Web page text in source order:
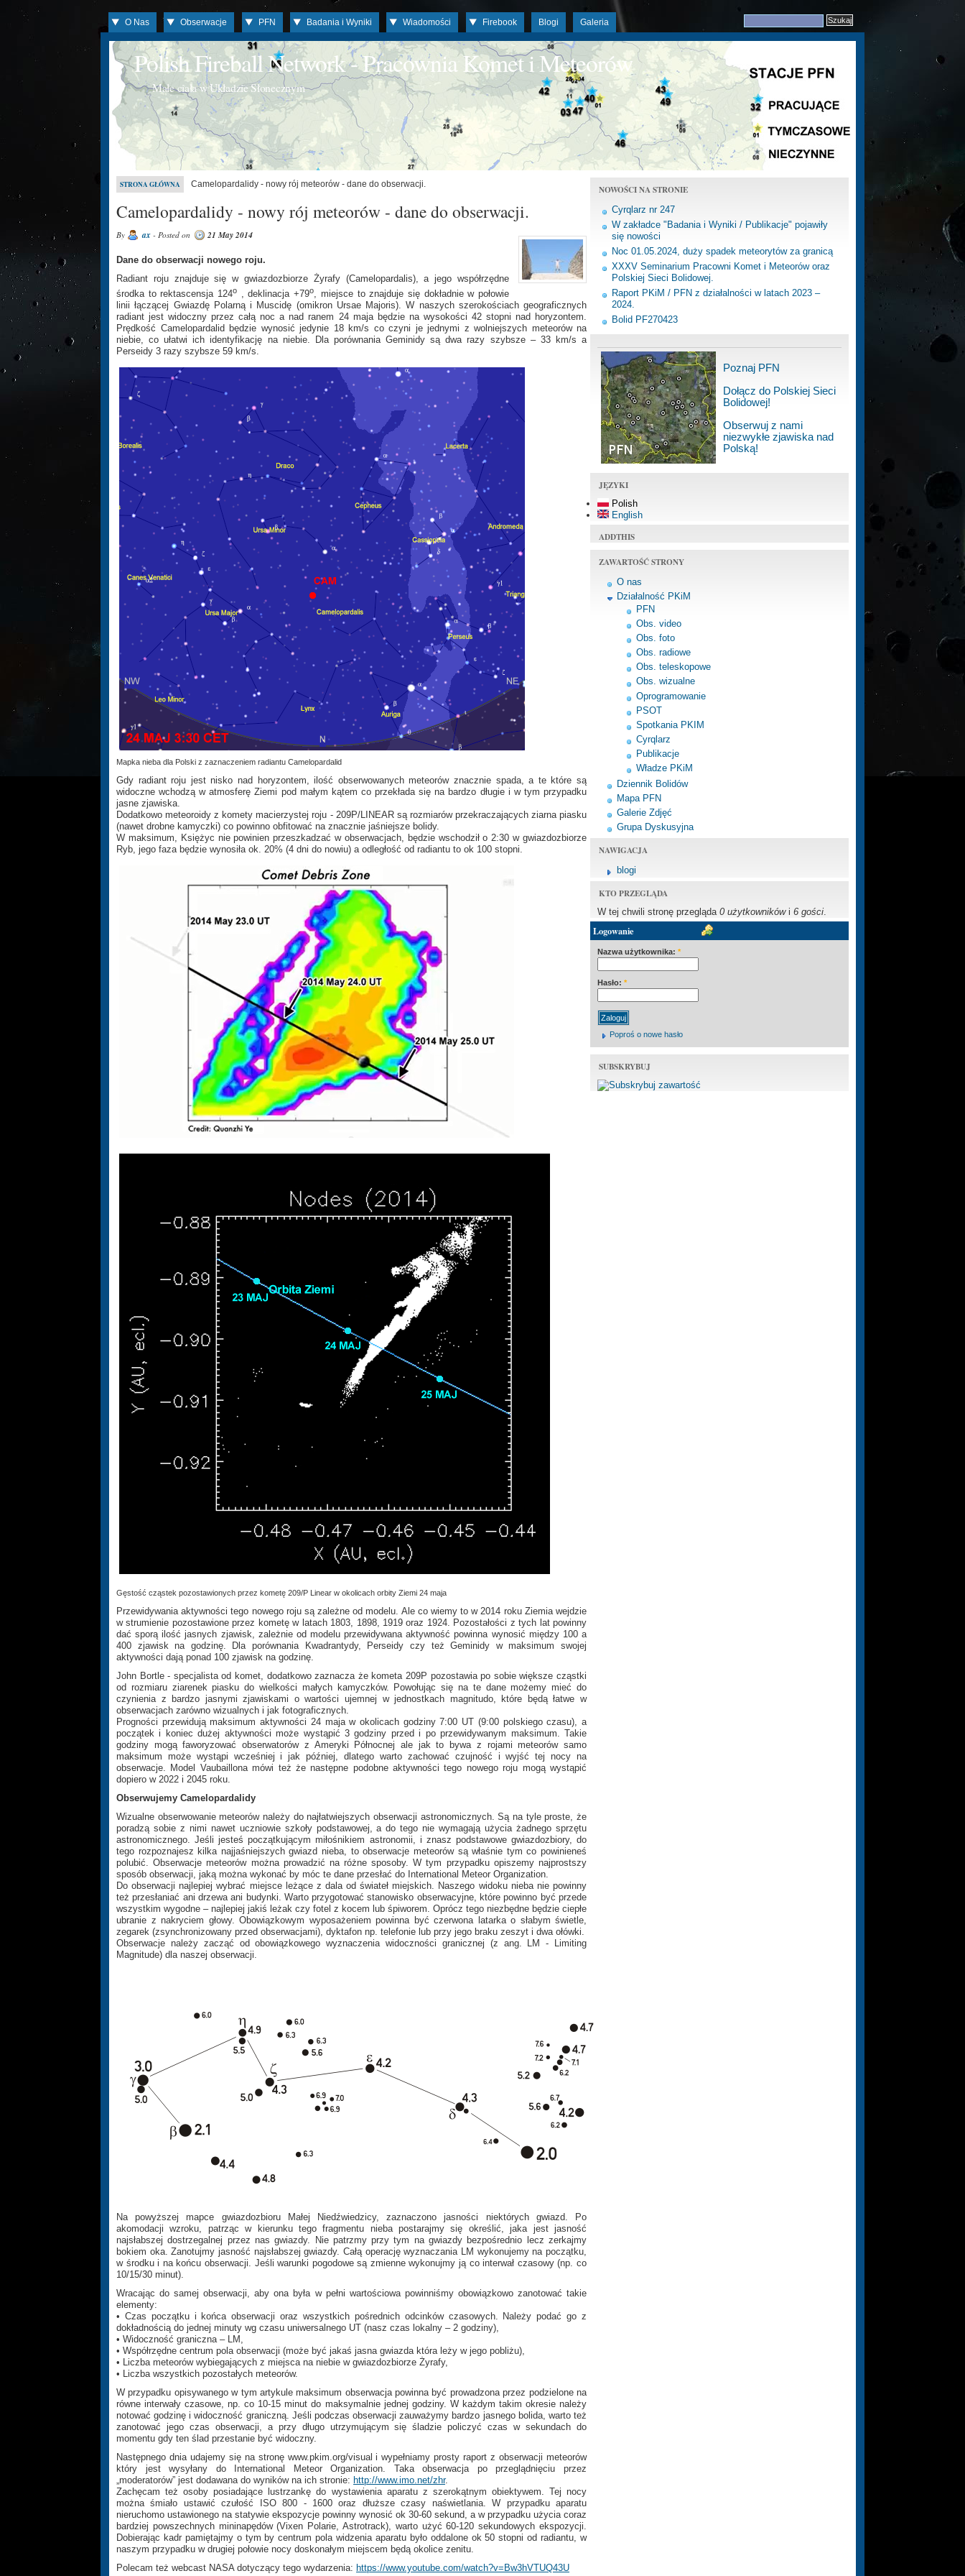
O Nas Obserwacje PFN Badania i Wyniki Wiadomości Firebook Blogi Galeria
Polish Fireball Network - Pracownia Komet i Meteorów
Małe ciała w Układzie Słonecznym
STRONA GŁÓWNA Camelopardalidy - nowy rój meteorów - dane do obserwacji.
Camelopardalidy - nowy rój meteorów - dane do obserwacji.
By ax - Posted on 21 May 2014
Dane do obserwacji nowego roju.
Radiant roju znajduje się w gwiazdozbiorze Żyrafy (Camelopardalis), a jego współrzędne
środka to rektascensja 124o , deklinacja +79o, miejsce to znajduje się dokładnie w połowie
linii łączącej Gwiazdę Polarną i Muscidę (omikron Ursae Majoris). W naszych szerokościach geograficznych
radiant jest widoczny przez całą noc a nad ranem 24 maja będzie na wysokości 42 stopni nad horyzontem.
Prędkość Camelopardalid będzie wynosić jedynie 18 km/s co czyni je jednymi z wolniejszych meteorów na
niebie, co ułatwi ich identyfikację na niebie. Dla porównania Geminidy są dwa razy szybsze – 33 km/s a
Perseidy 3 razy szybsze 59 km/s.
Mapka nieba dla Polski z zaznaczeniem radiantu Camelopardalid
Gdy radiant roju jest nisko nad horyzontem, ilość obserwowanych meteorów znacznie spada, a te które są
widoczne wchodzą w atmosferę Ziemi pod małym kątem co przekłada się na bardzo długie i w tym przypadku
jasne zjawiska.
Dodatkowo meteoroidy z komety macierzystej roju - 209P/LINEAR są rozmiarów przekraczających ziarna piasku
(nawet drobne kamyczki) co powinno obfitować na znacznie jaśniejsze bolidy.
W maksimum, Księżyc nie powinien przeszkadzać w obserwacjach, będzie wschodził o 2:30 w gwiazdozbiorze
Ryb, jego faza będzie wynosiła ok. 20% (4 dni do nowiu) a odległość od radiantu to ok 100 stopni.
Gęstość cząstek pozostawionych przez kometę 209/P Linear w okolicach orbity Ziemi 24 maja
Przewidywania aktywności tego nowego roju są zależne od modelu. Ale co wiemy to w 2014 roku Ziemia wejdzie
w strumienie pozostawione przez kometę w latach 1803, 1898, 1919 oraz 1924. Pozostałości z tych lat powinny
dać sporą ilość jasnych zjawisk, zależnie od modelu przewidywana aktywność powinna wynosić między 100 a
400 zjawisk na godzinę. Dla porównania Kwadrantydy, Perseidy czy też Geminidy w maksimum swojej
aktywności dają ponad 100 zjawisk na godzinę.
John Bortle - specjalista od komet, dodatkowo zaznacza że kometa 209P pozostawia po sobie większe cząstki
od rozmiaru ziarenek piasku do wielkości małych kamyczków. Powołując się na te dane możemy mieć do
czynienia z bardzo jasnymi zjawiskami o wartości ujemnej w jednostkach magnitudo, które będą łatwe w
obserwacjach zarówno wizualnych i jak fotograficznych.
Progności przewidują maksimum aktywności 24 maja w okolicach godziny 7:00 UT (9:00 polskiego czasu), a
początek i koniec dużej aktywności może wystąpić 3 godziny przed i po przewidywanym maksimum. Takie
godziny mogą faworyzować obserwatorów z Ameryki Północnej ale jak to bywa z rojami meteorów samo
maksimum może wystąpi wcześniej i jak później, dlatego warto zachować czujność i wyjść tej nocy na
obserwacje. Model Vaubaillona mówi też że następne podobne aktywności tego nowego roju mogą wystąpić
dopiero w 2022 i 2045 roku.
Obserwujemy Camelopardalidy
Wizualne obserwowanie meteorów należy do najłatwiejszych obserwacji astronomicznych. Są na tyle proste, że
poradzą sobie z nimi nawet uczniowie szkoły podstawowej, a do tego nie wymagają użycia żadnego sprzętu
astronomicznego. Jeśli jesteś początkującym miłośnikiem astronomii, i znasz podstawowe gwiazdozbiory, do
tego rozpoznajesz kilka najjaśniejszych gwiazd nieba, to obserwacje meteorów są właśnie tym co powinieneś
polubić. Obserwacje meteorów można prowadzić na różne sposoby. W tym przypadku opiszemy najprostszy
sposób obserwacji, jaką można wykonać by móc te dane przesłać do International Meteor Organization.
Do obserwacji najlepiej wybrać miejsce leżące z dala od świateł miejskich. Naszego widoku nieba nie powinny
też przesłaniać ani drzewa ani budynki. Warto przygotować stanowisko obserwacyjne, które powinno być przede
wszystkim wygodne – najlepiej jakiś leżak czy fotel z kocem lub śpiworem. Oprócz tego niezbędne będzie ciepłe
ubranie z nakryciem głowy. Obowiązkowym wyposażeniem powinna być czerwona latarka o słabym świetle,
zegarek (zsynchronizowany przed obserwacjami), dyktafon np. telefonie lub przy jego braku zeszyt i dwa ołówki.
Obserwacje należy zacząć od obowiązkowego wyznaczenia widoczności granicznej (z ang. LM - Limiting
Magnitude) dla naszej obserwacji.
Na powyższej mapce gwiazdozbioru Małej Niedźwiedzicy, zaznaczono jasności niektórych gwiazd. Po
akomodacji wzroku, patrząc w kierunku tego fragmentu nieba postarajmy się określić, jaka jest jasność
najsłabszej dostrzegalnej przez nas gwiazdy. Nie patrzmy przy tym na gwiazdy bezpośrednio lecz zerkajmy
bokiem oka. Zanotujmy jasność najsłabszej gwiazdy. Całą operację wyznaczania LM wykonujemy na początku,
w środku i na końcu obserwacji. Jeśli warunki pogodowe są zmienne wykonujmy ją co interwał czasowy (np. co
10/15/30 minut).
Wracając do samej obserwacji, aby ona była w pełni wartościowa powinniśmy obowiązkowo zanotować takie
elementy:
• Czas początku i końca obserwacji oraz wszystkich pośrednich odcinków czasowych. Należy podać go z
dokładnością do jednej minuty wg czasu uniwersalnego UT (nasz czas lokalny – 2 godziny),
• Widoczność graniczna – LM,
• Współrzędne centrum pola obserwacji (może być jakaś jasna gwiazda która leży w jego pobliżu),
• Liczba meteorów wybiegających z miejsca na niebie w gwiazdozbiorze Żyrafy,
• Liczba wszystkich pozostałych meteorów.
W przypadku opisywanego w tym artykule maksimum obserwacja powinna być prowadzona przez podzielone na
równe interwały czasowe, np. co 10-15 minut do maksymalnie jednej godziny. W każdym takim okresie należy
notować godzinę i widoczność graniczną. Jeśli podczas obserwacji zauważymy bardzo jasnego bolida, warto też
zanotować jego czas obserwacji, a przy długo utrzymującym się śladzie policzyć czas w sekundach do
momentu gdy ten ślad przestanie być widoczny.
Następnego dnia udajemy się na stronę www.pkim.org/visual i wypełniamy prosty raport z obserwacji meteorów
który jest wysyłany do International Meteor Organization. Taka obserwacja po przeglądnięciu przez
„moderatorów” jest dodawana do wyników na ich stronie: http://www.imo.net/zhr.
Zachęcam też osoby posiadające lustrzankę do wystawienia aparatu z szerokątnym obiektywem. Tej nocy
można śmiało ustawić czułość ISO 800 - 1600 oraz dłuższe czasy naświetlania. W przypadku aparatu
nieruchomo ustawionego na statywie ekspozycje powinny wynosić ok 30-60 sekund, a w przypadku użycia coraz
bardziej powszechnych mininapędów (Vixen Polarie, Astrotrack), warto użyć 60-120 sekundowych ekspozycji.
Dobierając kadr pamiętajmy o tym by centrum pola widzenia aparatu było oddalone ok 50 stopni od radiantu, w
naszym przypadku w drugiej połowie nocy doskonałym miejscem będą okolice zenitu.
Polecam też webcast NASA dotyczący tego wydarzenia: https://www.youtube.com/watch?v=Bw3hVTUQ43U
NOWOŚCI NA STRONIE
Cyrqlarz nr 247
W zakładce "Badania i Wyniki / Publikacje" pojawiły
się nowości
Noc 01.05.2024, duży spadek meteorytów za granicą
XXXV Seminarium Pracowni Komet i Meteorów oraz
Polskiej Sieci Bolidowej.
Raport PKiM / PFN z działalności w latach 2023 –
2024.
Bolid PF270423
Poznaj PFN
Dołącz do Polskiej Sieci
Bolidowej!
Obserwuj z nami
niezwykłe zjawiska nad
Polską!
JĘZYKI
Polish
English
ADDTHIS
ZAWARTOŚĆ STRONY
O nas
Działalność PKiM
PFN
Obs. video
Obs. foto
Obs. radiowe
Obs. teleskopowe
Obs. wizualne
Oprogramowanie
PSOT
Spotkania PKIM
Cyrqlarz
Publikacje
Władze PKiM
Dziennik Bolidów
Mapa PFN
Galerie Zdjęć
Grupa Dyskusyjna
NAWIGACJA
blogi
KTO PRZEGLĄDA
W tej chwili stronę przegląda 0 użytkownikówi 6 gości
Logowanie
Nazwa użytkownika: *
Hasło: *
Poproś o nowe hasło
SUBSKRYBUJ